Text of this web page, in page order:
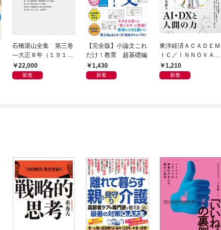
石橋湛山全集 第三巻
―大正８年（１９１
９）－大正９年（１９
２０）
22,000
新着
【完全版】小論文これ
だけ！教育 超基礎編
1,430
新着
東洋経済ＡＣＡＤＥＭ
ＩＣ／ＩＮＮＯＶＡＴ
ＩＶＥ 次代の教育・
研究・ビジネスモデル
1,210
新着